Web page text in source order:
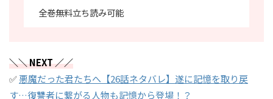
全巻無料立ち読み可能
＼＼ NEXT ／／
✅悪魔だった君たちへ【26話ネタバレ】遂に記憶を取り戻
す…復讐者に繋がる人物も記憶から登場！？